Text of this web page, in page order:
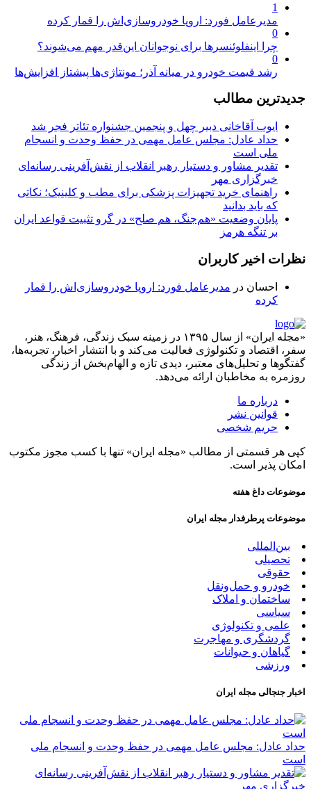
1
مدیرعامل فورد: اروپا خودروسازی‌اش را قمار کرده
0
چرا اینفلوئنسرها برای نوجوانان این‌قدر مهم می‌شوند؟
0
رشد قیمت خودرو در میانه آذر؛ مونتاژی‌ها پیشتاز افزایش‌ها
جدیدترین مطالب
ایوب آقاخانی دبیر چهل‌ و پنجمین جشنواره تئاتر فجر شد
حداد عادل: مجلس عامل مهمی در حفظ وحدت و انسجام
ملی است
تقدیر مشاور و دستیار رهبر انقلاب از نقش‌آفرینی رسانه‌ای
خبرگزاری مهر
راهنمای خرید تجهیزات پزشکی برای مطب و کلینیک؛ نکاتی
که باید بدانید
پایان وضعیت «هم‌جنگ، هم صلح» در گرو تثبیت قواعد ایران
بر تنگه هرمز
نظرات اخیر کاربران
احسان در مدیرعامل فورد: اروپا خودروسازی‌اش را قمار
کرده
«مجله ایران» از سال ۱۳۹۵ در زمینه سبک زندگی، فرهنگ، هنر،
سفر، اقتصاد و تکنولوژی فعالیت می‌کند و با انتشار اخبار، تجربه‌ها،
گفتگوها و تحلیل‌های معتبر، دیدی تازه و الهام‌بخش از زندگی
روزمره به مخاطبان ارائه می‌دهد.
درباره ما
قوانین نشر
حریم شخصی
کپی هر قسمتی از مطالب «مجله ایران» تنها با کسب مجوز مکتوب
امکان پذیر است.
موضوعات داغ هفته
موضوعات پرطرفدار مجله ایران
بین‌المللی
تحصیلی
حقوقی
خودرو و حمل‌و‌نقل
ساختمان و املاک
سیاسی
علمی و تکنولوژی
گردشگری و مهاجرت
گیاهان و حیوانات
ورزشی
اخبار جنجالی مجله ایران
حداد عادل: مجلس عامل مهمی در حفظ وحدت و انسجام ملی
است